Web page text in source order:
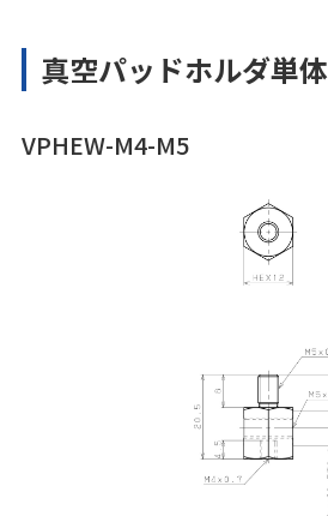
真空パッドホルダ単体
VPHEW-M4-M5